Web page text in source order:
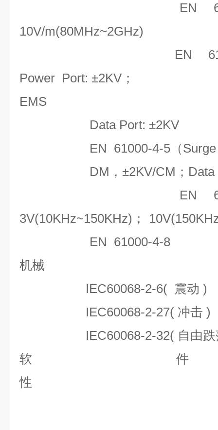
EN
10V/m(80MHz~2GHz)
EN
Power Port: ±2KV；
EMS
Data Port: ±2KV
EN 61000-4-5（
DM，±2KV/CM；
EN
3V(10KHz~150KHz)；
EN 61000-4-8
机械
IEC60068-2-6( 震动 )
IEC60068-2-27( 冲击 )
IEC60068-2-32( 自由
软
性